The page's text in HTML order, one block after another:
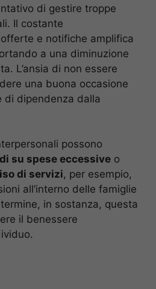
di gestire troppe
Il costante
e notifiche amplifica
a una diminuzione
L’ansia di non essere
una buona occasione
di dipendenza dalla
possono
su spese eccessive o
di servizi, per esempio,
all’interno delle famiglie
in sostanza, questa
il benessere